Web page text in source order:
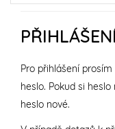
Pro přihlášení
heslo. Pokud si
heslo nové.